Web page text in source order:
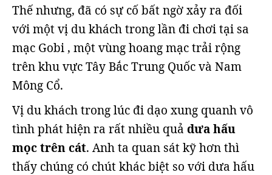
Thế nhưng, đã có sự cố bất ngờ xảy ra đối
với một vị du khách trong lần đi chơi tại sa
mạc Gobi , một vùng hoang mạc trải rộng
trên khu vực Tây Bắc Trung Quốc và Nam
Mông Cổ.
Vị du khách trong lúc đi dạo xung quanh vô
tình phát hiện ra rất nhiều quả dưa hấu
mọc trên cát. Anh ta quan sát kỹ hơn thì
thấy chúng có chút khác biệt so với dưa hấu